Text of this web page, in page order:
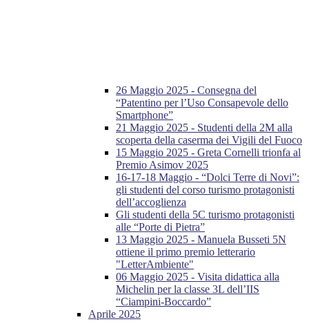
26 Maggio 2025 - Consegna del
“Patentino per l’Uso Consapevole dello
Smartphone”
21 Maggio 2025 - Studenti della 2M alla
scoperta della caserma dei Vigili del Fuoco
15 Maggio 2025 - Greta Cornelli trionfa al
Premio Asimov 2025
16-17-18 Maggio - “Dolci Terre di Novi”:
gli studenti del corso turismo protagonisti
dell’accoglienza
Gli studenti della 5C turismo protagonisti
alle “Porte di Pietra”
13 Maggio 2025 - Manuela Busseti 5N
ottiene il primo premio letterario
"LetterAmbiente"
06 Maggio 2025 - Visita didattica alla
Michelin per la classe 3L dell’IIS
“Ciampini-Boccardo”
Aprile 2025